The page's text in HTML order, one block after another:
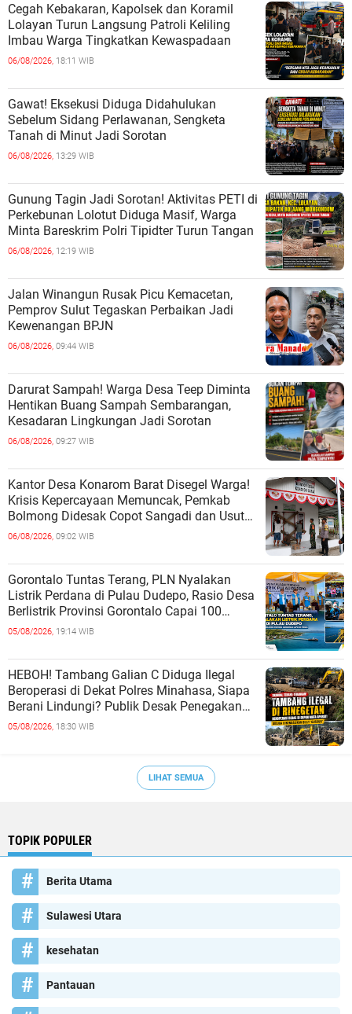
Cegah Kebakaran, Kapolsek dan Koramil
Lolayan Turun Langsung Patroli Keliling
Imbau Warga Tingkatkan Kewaspadaan
06/08/2026, 18:11 WIB
Gawat! Eksekusi Diduga Didahulukan
Sebelum Sidang Perlawanan, Sengketa
Tanah di Minut Jadi Sorotan
06/08/2026, 13:29 WIB
Gunung Tagin Jadi Sorotan! Aktivitas PETI di
Perkebunan Lolotut Diduga Masif, Warga
Minta Bareskrim Polri Tipidter Turun Tangan
06/08/2026, 12:19 WIB
Jalan Winangun Rusak Picu Kemacetan,
Pemprov Sulut Tegaskan Perbaikan Jadi
Kewenangan BPJN
06/08/2026, 09:44 WIB
Darurat Sampah! Warga Desa Teep Diminta
Hentikan Buang Sampah Sembarangan,
Kesadaran Lingkungan Jadi Sorotan
06/08/2026, 09:27 WIB
Kantor Desa Konarom Barat Disegel Warga!
Krisis Kepercayaan Memuncak, Pemkab
Bolmong Didesak Copot Sangadi dan Usut
Dugaan Penyalahgunaan Wewenang
06/08/2026, 09:02 WIB
Gorontalo Tuntas Terang, PLN Nyalakan
Listrik Perdana di Pulau Dudepo, Rasio Desa
Berlistrik Provinsi Gorontalo Capai 100
Persen
05/08/2026, 19:14 WIB
HEBOH! Tambang Galian C Diduga Ilegal
Beroperasi di Dekat Polres Minahasa, Siapa
Berani Lindungi? Publik Desak Penegakan
Hukum Tanpa Tebang Pilih
05/08/2026, 18:30 WIB
LIHAT SEMUA
TOPIK POPULER
Berita Utama
Sulawesi Utara
kesehatan
Pantauan